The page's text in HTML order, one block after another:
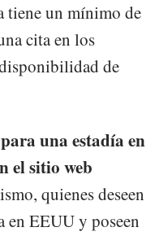
tiene un mínimo de
cita en los
de
una estadía en
el sitio web
quienes deseen
en EEUU y poseen